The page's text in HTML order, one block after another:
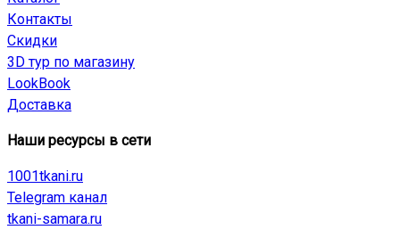
Контакты
Скидки
3D тур по магазину
LookBook
Доставка
Наши ресурсы в сети
1001tkani.ru
Telegram канал
tkani-samara.ru